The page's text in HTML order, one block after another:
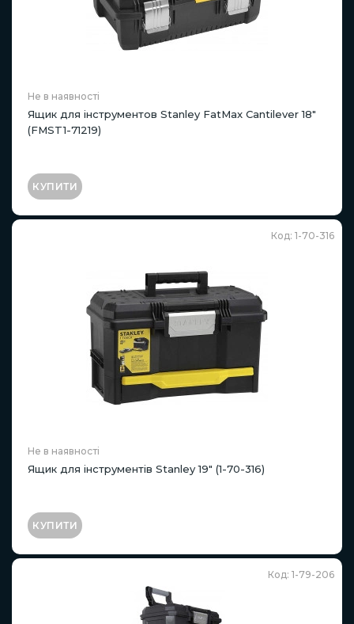
Не в наявності
Ящик для інструментов Stanley FatMax Cantilever 18"
(FMST1-71219)
КУПИТИ
Код: 1-70-316
Не в наявності
Ящик для інструментів Stanley 19" (1-70-316)
КУПИТИ
Код: 1-79-206